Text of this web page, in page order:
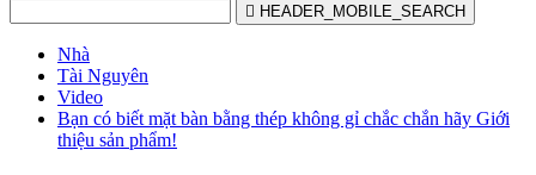
 HEADER_MOBILE_SEARCH
Nhà
Tài Nguyên
Video
Bạn có biết mặt bàn bằng thép không gỉ chắc chắn hãy Giới
thiệu sản phẩm!